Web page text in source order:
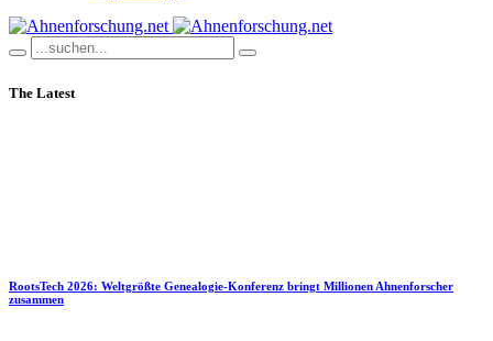
The Latest
RootsTech 2026: Weltgrößte Genealogie-Konferenz bringt Millionen Ahnenforscher
zusammen